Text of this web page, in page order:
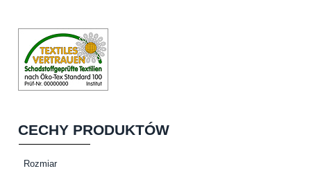
CECHY PRODUKTÓW
Rozmiar